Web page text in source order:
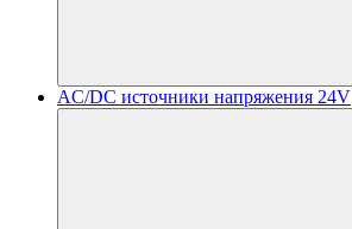
AC/DC источники напряжения 24V